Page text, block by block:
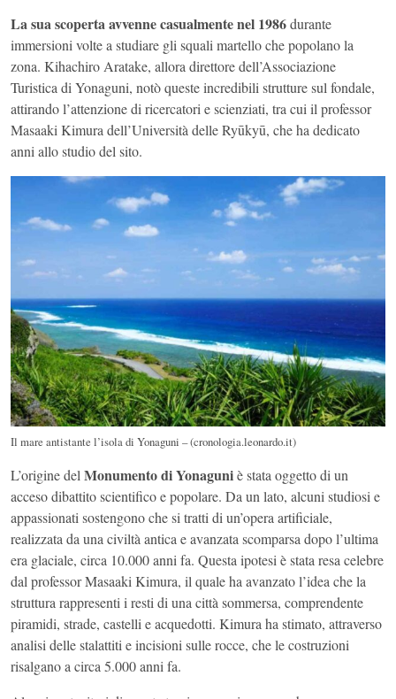
La sua scoperta avvenne casualmente nel 1986durante
immersioni volte a studiare gli squali martello che popolano la
zona. Kihachiro Aratake, allora direttore dell’Associazione
Turistica di Yonaguni, notò queste incredibili strutture sul fondale,
attirando l’attenzione di ricercatori e scienziati, tra cui il professor
Masaaki Kimura dell’Università delle Ryūkyū, che ha dedicato
anni allo studio del sito.
Il mare antistante l’isola di Yonaguni – (cronologia.leonardo.it)
L’origine del Monumento di Yonaguniè stata oggetto di un
acceso dibattito scientifico e popolare. Da un lato, alcuni studiosi e
appassionati sostengono che si tratti di un’opera artificiale,
realizzata da una civiltà antica e avanzata scomparsa dopo l’ultima
era glaciale, circa 10.000 anni fa. Questa ipotesi è stata resa celebre
dal professor Masaaki Kimura, il quale ha avanzato l’idea che la
struttura rappresenti i resti di una città sommersa, comprendente
piramidi, strade, castelli e acquedotti. Kimura ha stimato, attraverso
analisi delle stalattiti e incisioni sulle rocce, che le costruzioni
risalgano a circa 5.000 anni fa.